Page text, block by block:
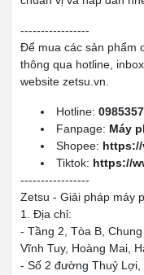
-----------------
Để mua các sản phẩm
thông qua hotline,
website zetsu.vn.
Hotline:
Fanpage: Máy
Shopee: https://
Tiktok: https://
-----------------
Zetsu - Giải pháp máy
1. Địa chỉ:
- Tầng 2, Tòa B,
Vĩnh Tuy, Hoàng Mai,
- Số 2 đường Thuỷ